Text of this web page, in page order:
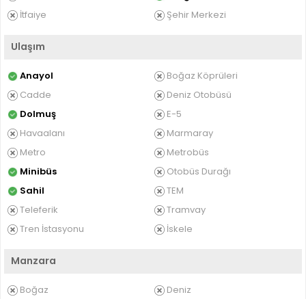
İtfaiye
Şehir Merkezi
Ulaşım
Anayol
Boğaz Köprüleri
Cadde
Deniz Otobüsü
Dolmuş
E-5
Havaalanı
Marmaray
Metro
Metrobüs
Minibüs
Otobüs Durağı
Sahil
TEM
Teleferik
Tramvay
Tren İstasyonu
İskele
Manzara
Boğaz
Deniz